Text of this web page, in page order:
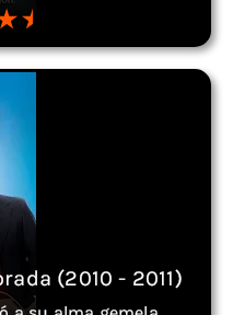
(2010 - 2011)